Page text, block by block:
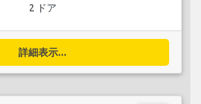
2 ドア
詳細表示...